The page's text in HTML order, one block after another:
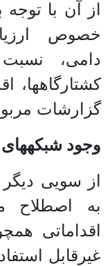
از آن با
خصوص
دامی،
کشتارگاه­ها،
گزارشات
وجود شبکه­های
از سویی دیگر
به اصطلاح
اقداماتی
غیرقابل